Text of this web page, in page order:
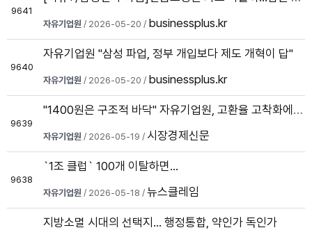
9641
자유기업원 / 2026-05-20 / businessplus.kr
9640
자유기업원 "삼성 파업, 정부 개입보다 제도 개혁이 답"
자유기업원 / 2026-05-20 / businessplus.kr
9639
"1400원은 구조적 바닥" 자유기업원, 고환율 고착화에 시장 처방 주문
자유기업원 / 2026-05-19 / 시장경제신문
9638
`1조 클럽` 100개 이탈하면…
자유기업원 / 2026-05-18 / 뉴스클레임
지방소멸 시대의 선택지… 행정통합, 약인가 독인가